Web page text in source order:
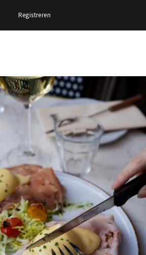
Registreren